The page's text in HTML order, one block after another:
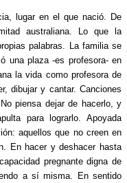
lugar en el que nació. De
australiana. Lo que la
palabras. La familia se
una plaza -es profesora- en
la vida como profesora de
dibujar y cantar. Canciones
piensa dejar de hacerlo, y
para lograrlo. Apoyada
aquellos que no creen en
En hacer y deshacer hasta
pregnante digna de
a sí misma. En sentido